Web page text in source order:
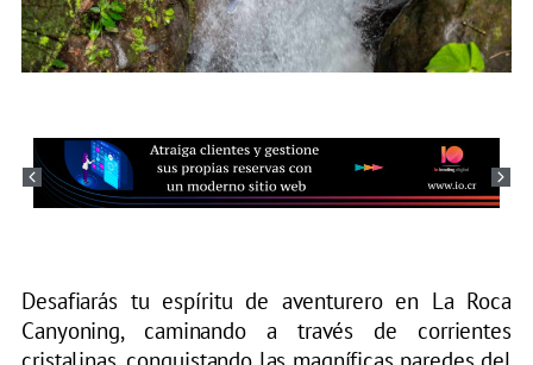
Desafiarás tu espíritu de aventurero en La Roca
Canyoning, caminando a través de corrientes